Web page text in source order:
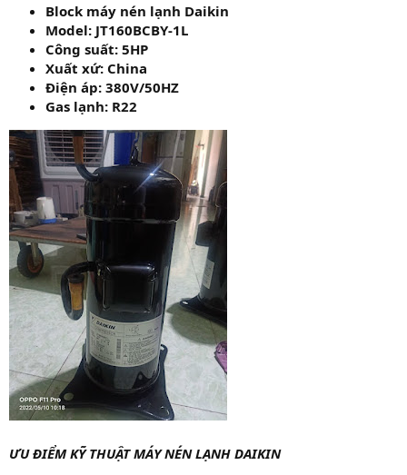
Block máy nén lạnh Daikin
Model: JT160BCBY-1L
Công suất: 5HP
Xuất xứ: China
Điện áp: 380V/50HZ
Gas lạnh: R22
ƯU ĐIỂM KỸ THUẬT MÁY NÉN LẠNH DAIKIN